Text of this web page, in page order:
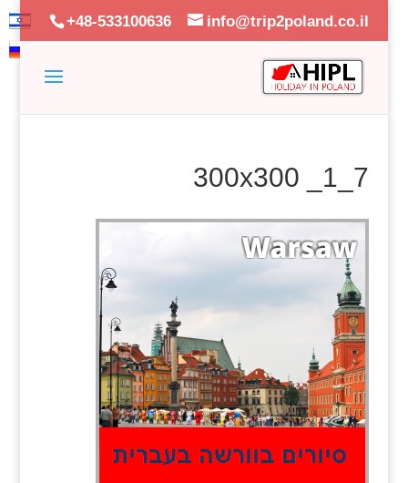
+48-533100636 info@trip2poland.co.il
7_300x300 _1